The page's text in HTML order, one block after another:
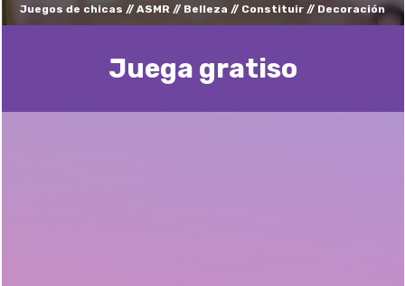
Juegos de chicas ASMR Belleza Constituir Decoración
Juega gratisо